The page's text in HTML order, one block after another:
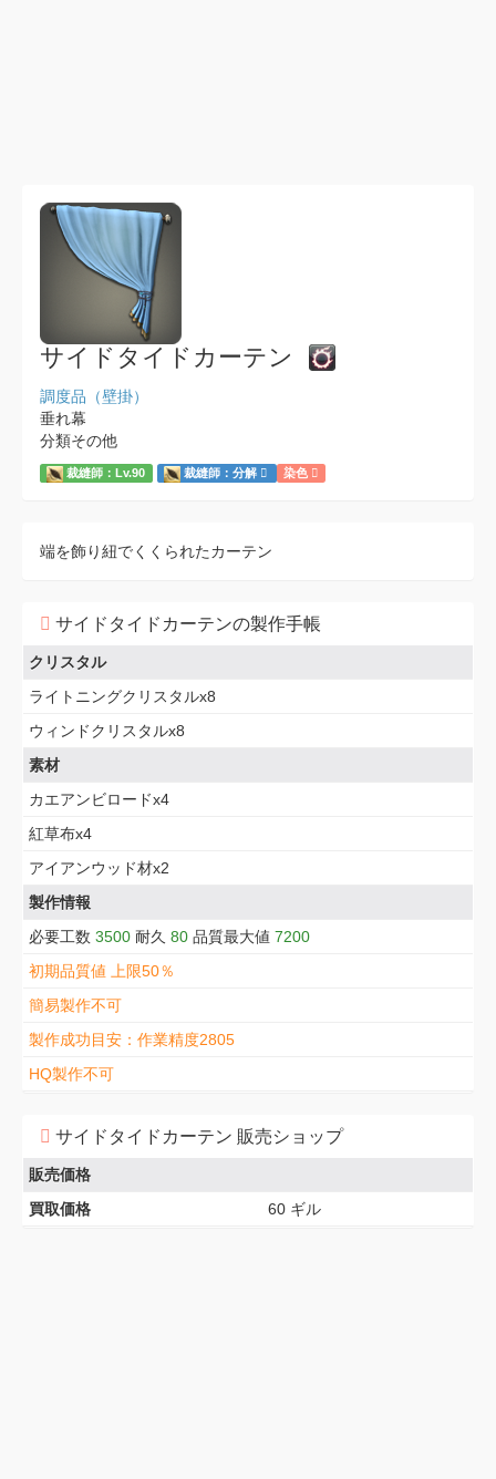
サイドタイドカーテン
調度品（壁掛）
垂れ幕
分類その他
裁縫師：Lv.90 裁縫師：分解 染色
端を飾り紐でくくられたカーテン
サイドタイドカーテンの製作手帳
クリスタル
ライトニングクリスタルx8
ウィンドクリスタルx8
素材
カエアンビロードx4
紅草布x4
アイアンウッド材x2
製作情報
必要工数 3500 耐久 80 品質最大値 7200
初期品質値 上限50％
簡易製作不可
製作成功目安：作業精度2805
HQ製作不可
サイドタイドカーテン 販売ショップ
販売価格
買取価格
60 ギル